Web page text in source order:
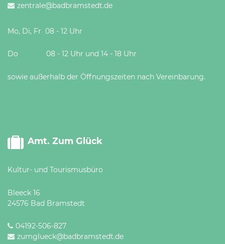
zentrale@badbramstedt.de
Mo, Di, Fr 08 - 12 Uhr
Do 08 - 12 Uhr und 14 - 18 Uhr
sowie außerhalb der Öffnungszeiten nach Vereinbarung.
Amt. Zum Glück
Kultur- und Tourismusbüro
Bleeck 16
24576 Bad Bramstedt
04192-506-827
zumglueck@badbramstedt.de